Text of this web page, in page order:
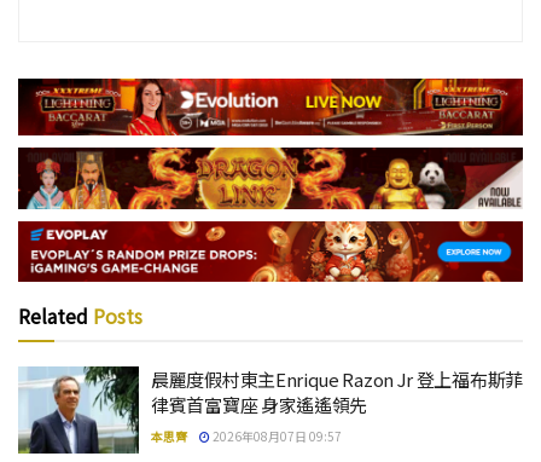
Related Posts
晨麗度假村東主Enrique Razon Jr 登上福布斯菲
律賓首富寶座 身家遙遙領先
本思齊 2026年08月07日 09:57